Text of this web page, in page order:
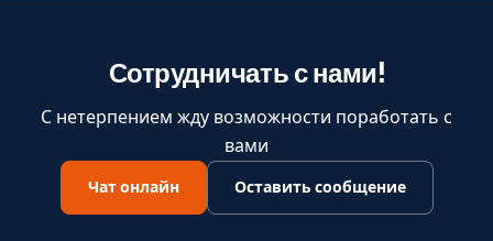
Сотрудничать с нами!
С нетерпением жду возможности поработать с
вами
Чат онлайн Оставить сообщение